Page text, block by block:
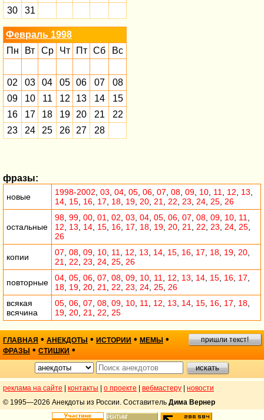
30
31
Февраль 1998
Пн
Вт Ср Чт Пт Сб Вс
02 03 04 05 06 07
08
09
10 11 12 13 14
15
16
17 18 19 20 21
22
23
24 25 26 27 28
фразы:
новые 1998-2002 03 04 05 06 07 08 09 10 11 12 13
14 15 16 17 18 19 20 21 22 23 24 25 26
остальные
98 99 00 01 02 03 04 05 06 07 08 09 10 11
12
13 14 15 16 17 18 19 20 21 22 23 24 25
26
копии 07 08 09 10 11 12 13 14 15 16 17 18 19 20
21
22 23 24 25 26
повторные 04 05 06 07 08 09 10 11 12 13 14 15 16 17
18 19 20 21 22 23 24 25 26
всякая
всячина
05 06 07 08 09 10 11 12 13 14 15 16 17 18
19 20 21 22 25
ГЛАВНАЯ • АНЕКДОТЫ • ИСТОРИИ • МЕМЫ •
ФРАЗЫ • СТИШКИ •
пришли текст!
реклама на сайте контакты о проекте вебмастеру
новости
© 1995—2026 Анекдоты из России. Составитель Дима Вернер